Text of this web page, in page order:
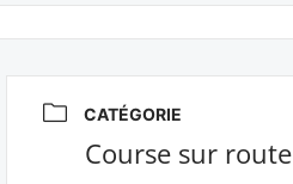
CATÉGORIE
Course sur route